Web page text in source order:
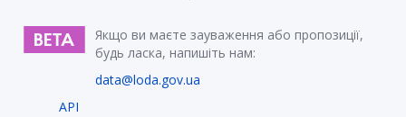
Якщо ви маєте зауваження або пропозиції,
будь ласка, напишіть нам:
data@loda.gov.ua
API